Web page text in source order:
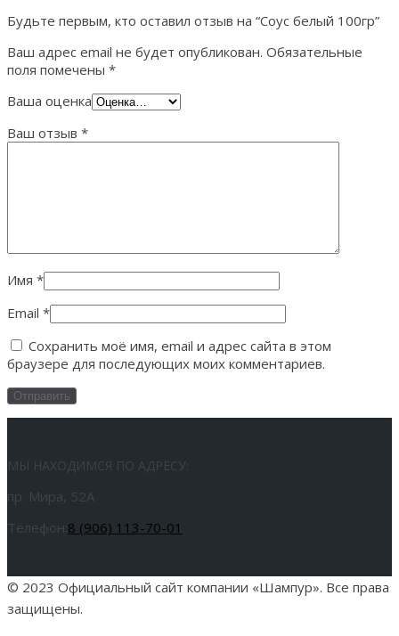
Будьте первым, кто оставил отзыв на “Соус белый 100гр”
Ваш адрес email не будет опубликован. Обязательные
поля помечены *
Ваша оценка
Ваш отзыв *
Имя *
Email *
Сохранить моё имя, email и адрес сайта в этом
браузере для последующих моих комментариев.
МЫ НАХОДИМСЯ ПО АДРЕСУ:
пр. Мира, 52А
Телефон:8 (906) 113-70-01
© 2023 Официальный сайт компании «Шампур». Все права
защищены.